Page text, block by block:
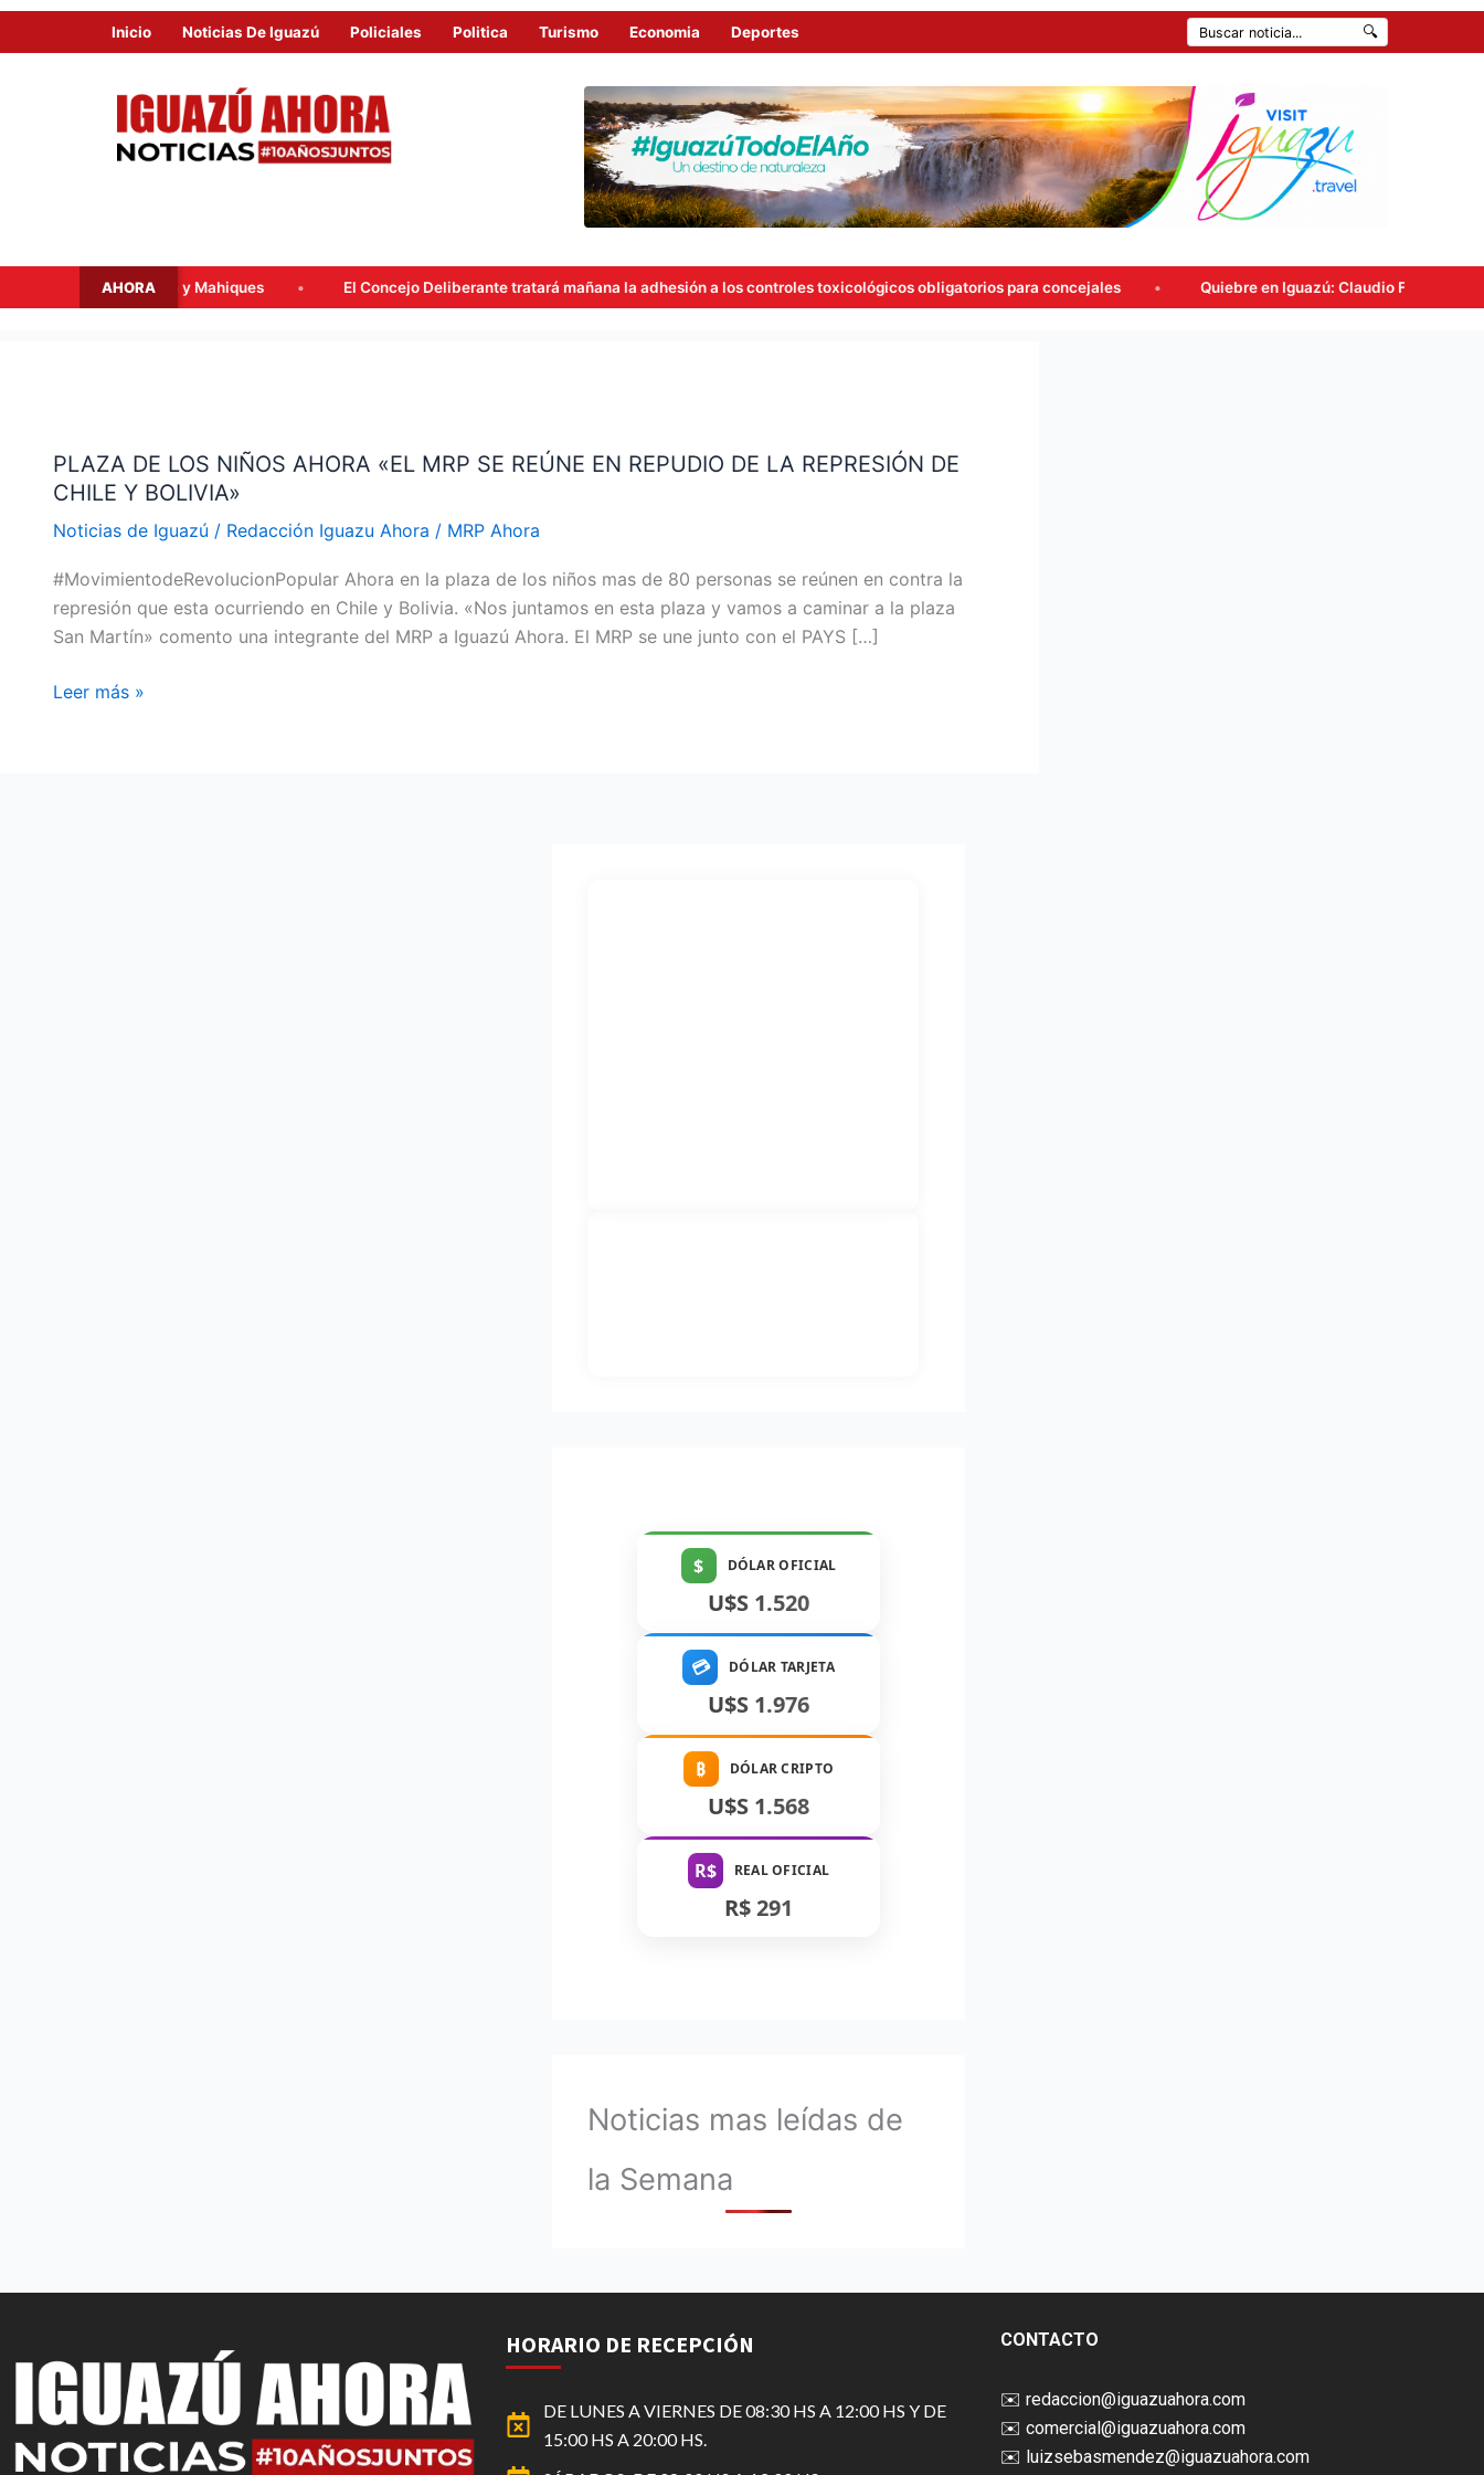
Inicio Noticias De Iguazú Policiales Politica Turismo Economia Deportes 🔍
AHORA
y Mahiques El Concejo Deliberante tratará mañana la adhesión a los controles toxicológicos obligatorios para concejales Quiebre en Iguazú: Claudio Filippa renunció a
PLAZA DE LOS NIÑOS AHORA «EL MRP SE REÚNE EN REPUDIO DE LA REPRESIÓN DE
CHILE Y BOLIVIA»
Noticias de Iguazú / Redacción Iguazu Ahora / MRP Ahora
#MovimientodeRevolucionPopular Ahora en la plaza de los niños mas de 80 personas se reúnen en contra la
represión que esta ocurriendo en Chile y Bolivia. «Nos juntamos en esta plaza y vamos a caminar a la plaza
San Martín» comento una integrante del MRP a Iguazú Ahora. El MRP se une junto con el PAYS […]
LOS
NIÑOS
AHORA
MRP
SE
REÚNE
REPUDIO
Leer más »
$ DÓLAR OFICIAL
U$S 1.520
💳 DÓLAR TARJETA
U$S 1.976
₿ DÓLAR CRIPTO
U$S 1.568
R$ REAL OFICIAL
R$ 291
Noticias mas leídas de
la Semana
HORARIO DE RECEPCIÓN
DE LUNES A VIERNES DE 08:30 HS A 12:00 HS Y DE
15:00 HS A 20:00 HS.
CONTACTO
✉️ redaccion@iguazuahora.com
✉️ comercial@iguazuahora.com
✉️ luizsebasmendez@iguazuahora.com